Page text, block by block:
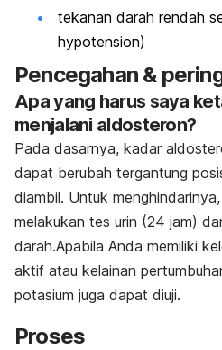
tekanan darah rendah
hypotension)
Pencegahan &
Apa yang harus saya
menjalani aldosteron?
Pada dasarnya, kadar
dapat berubah tergantung
diambil. Untuk
melakukan tes urin (24 jam)
darah.Apabila Anda memiliki
aktif atau kelainan
potasium juga dapat diuji.
Proses